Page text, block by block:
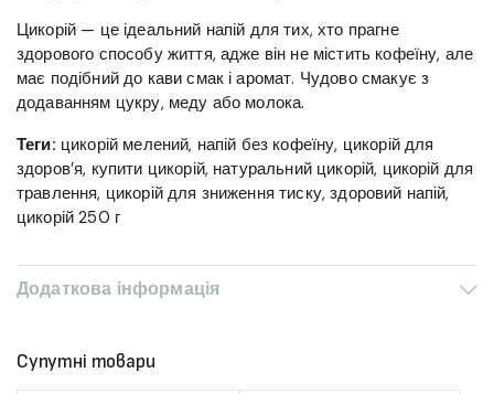
Цикорій — це ідеальний напій для тих, хто прагне
здорового способу життя, адже він не містить кофеїну, але
має подібний до кави смак і аромат. Чудово смакує з
додаванням цукру, меду або молока.
Теги: цикорій мелений, напій без кофеїну, цикорій для
здоров’я, купити цикорій, натуральний цикорій, цикорій для
травлення, цикорій для зниження тиску, здоровий напій,
цикорій 250 г
Додаткова інформація
Супутні товари